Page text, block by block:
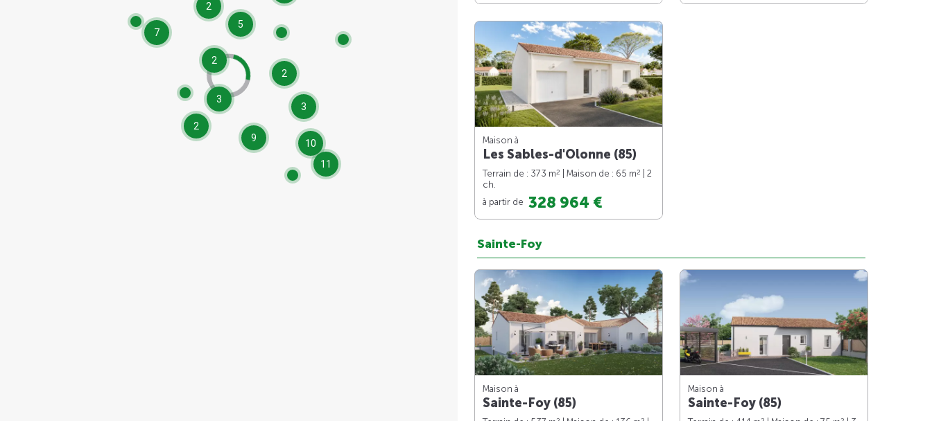
3
10
11
2
7
5
9
3
2
2
2
Maison à
Les Sables-d'Olonne (85)
Terrain de : 373 m2 | Maison de : 65 m2
| 2
ch.
à partir de 328 964 €
Sainte-Foy
Maison à
Sainte-Foy (85)
Maison à
Sainte-Foy (85)